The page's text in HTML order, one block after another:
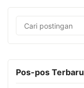
Pos-pos Terbaru